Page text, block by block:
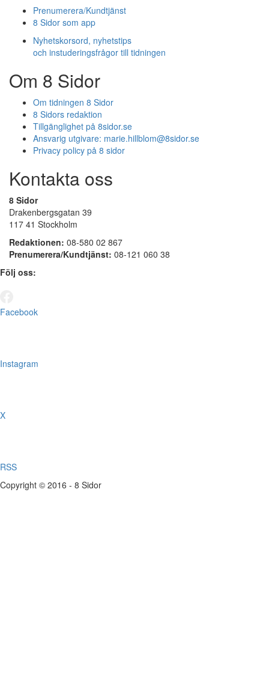
Prenumerera/Kundtjänst
8 Sidor som app
Nyhetskorsord, nyhetstips
och instuderingsfrågor till tidningen
Om 8 Sidor
Om tidningen 8 Sidor
8 Sidors redaktion
Tillgänglighet på 8sidor.se
Ansvarig utgivare: marie.hillblom@8sidor.se
Privacy policy på 8 sidor
Kontakta oss
8 Sidor
Drakenbergsgatan 39
117 41 Stockholm
Redaktionen: 08-580 02 867
Prenumerera/Kundtjänst: 08-121 060 38
Följ oss:
Facebook
Instagram
X
RSS
Copyright © 2016 - 8 Sidor